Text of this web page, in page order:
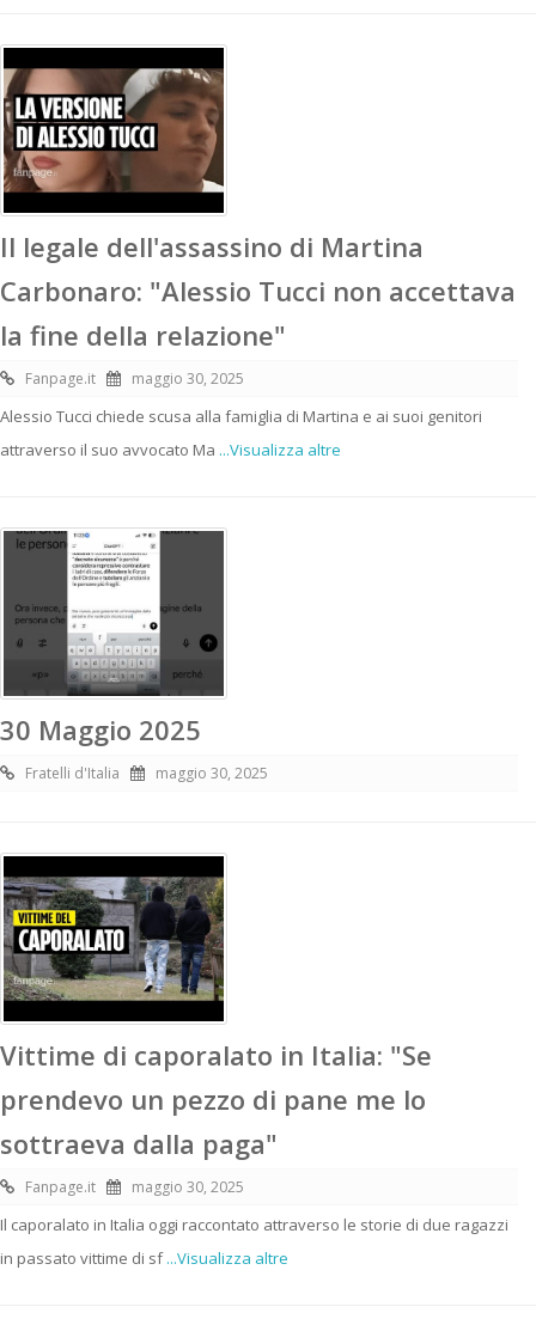
Il legale dell'assassino di Martina
Carbonaro: "Alessio Tucci non accettava
la fine della relazione"
Fanpage.it maggio 30, 2025
Alessio Tucci chiede scusa alla famiglia di Martina e ai suoi genitori
attraverso il suo avvocato Ma ...Visualizza altre
30 Maggio 2025
Fratelli d'Italia maggio 30, 2025
Vittime di caporalato in Italia: "Se
prendevo un pezzo di pane me lo
sottraeva dalla paga"
Fanpage.it maggio 30, 2025
Il caporalato in Italia oggi raccontato attraverso le storie di due ragazzi
in passato vittime di sf...Visualizza altre